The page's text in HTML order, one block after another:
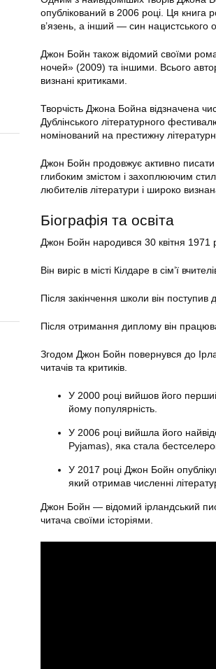
опублікований в 2006 році. Ця книга
в’язень, а інший — син нацистського
Джон Бойн також відомий своїми
ночей» (2009) та іншими. Всього
визнані критиками.
Творчість Джона Бойна відзначена
Дублінського літературного
номінований на престижну
Джон Бойн продовжує активно писати
глибоким змістом і захоплюючим
любителів літератури і широко
Біографія та освіта
Джон Бойн народився 30 квітня 1971
Він виріс в місті Кілдаре в сім’ї
Після закінчення школи він поступив
Після отримання диплому він
Згодом Джон Бойн повернувся до
читачів та критиків.
У 2000 році вийшов його
йому популярність.
У 2006 році вийшла його
Pyjamas), яка стала
У 2017 році Джон Бойн
який отримав численні
Джон Бойн — відомий ірландський
читача своїми історіями.